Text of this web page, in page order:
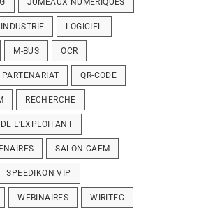
JUMEAUX NUMÉRIQUES
LOGICIEL
M-BUS OCR
PARTENARIAT QR-CODE
RECHERCHE
L’EXPLOITANT
SALON CAFM
SPEEDIKON VIP
WEBINAIRES WIRITEC